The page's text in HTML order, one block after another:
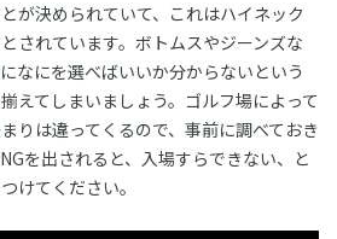
が決められていて、これはハイネック
されています。ボトムスやジーンズな
なにを選べばいいか分からないという
えてしまいましょう。ゴルフ場によって
りは違ってくるので、事前に調べておき
を出されると、入場すらできない、と
けてください。